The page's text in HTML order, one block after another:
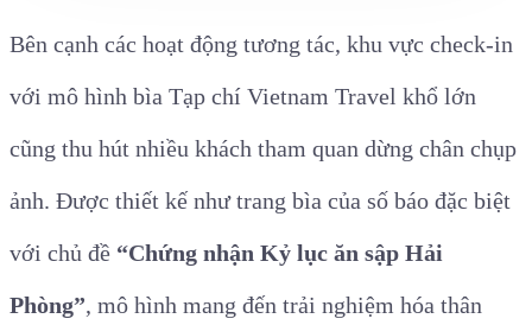
Bên cạnh các hoạt động tương tác, khu vực check-in
với mô hình bìa Tạp chí Vietnam Travel khổ lớn
cũng thu hút nhiều khách tham quan dừng chân chụp
ảnh. Được thiết kế như trang bìa của số báo đặc biệt
với chủ đề “Chứng nhận Kỷ lục ăn sập Hải
Phòng”, mô hình mang đến trải nghiệm hóa thân